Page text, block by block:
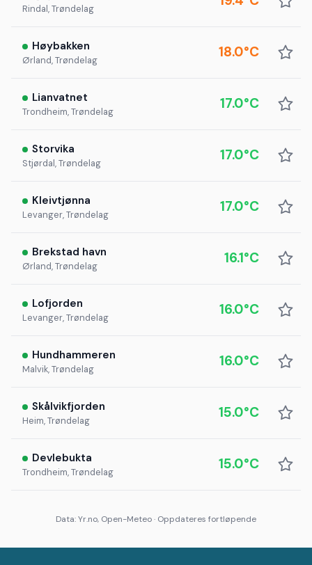
Rindal, Trøndelag
Høybakken
Ørland, Trøndelag 18.0°C
Lianvatnet
Trondheim, Trøndelag 17.0°C
Storvika
Stjørdal, Trøndelag 17.0°C
Kleivtjønna
Levanger, Trøndelag 17.0°C
Brekstad havn
Ørland, Trøndelag 16.1°C
Lofjorden
Levanger, Trøndelag 16.0°C
Hundhammeren
Malvik, Trøndelag 16.0°C
Skålvikfjorden
Heim, Trøndelag 15.0°C
Devlebukta
Trondheim, Trøndelag 15.0°C
Data: Yr.no, Open-Meteo · Oppdateres fortløpende